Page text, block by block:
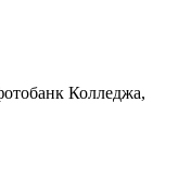
Колледжа,